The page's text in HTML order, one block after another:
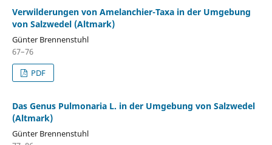
Verwilderungen von Amelanchier-Taxa in der Umgebung
von Salzwedel (Altmark)
Günter Brennenstuhl
67–76
PDF
Das Genus Pulmonaria L. in der Umgebung von Salzwedel
(Altmark)
Günter Brennenstuhl